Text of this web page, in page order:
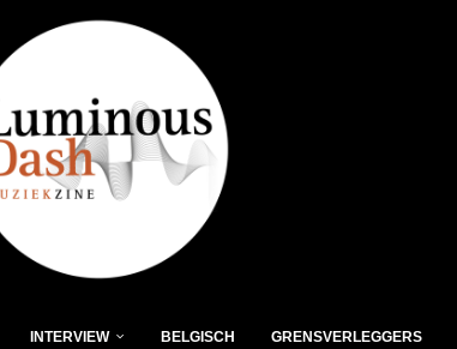
INTERVIEW BELGISCH GRENSVERLEGGERS